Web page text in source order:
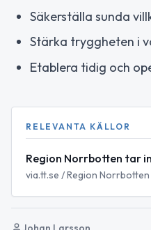
Säkerställa sunda
Stärka tryggheten i
Etablera tidig och
RELEVANTA KÄLLOR
Region Norrbotten tar
via.tt.se / Region Norrbotten